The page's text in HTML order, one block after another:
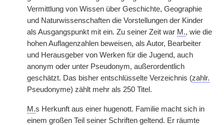
Vermittlung von Wissen über Geschichte, Geographie
und Naturwissenschaften die Vorstellungen der Kinder
als Ausgangspunkt mit ein. Zu seiner Zeit war M., wie die
hohen Auflagenzahlen beweisen, als Autor, Bearbeiter
und Herausgeber von Werken für die Jugend, auch
anonym oder unter Pseudonym, außerordentlich
geschätzt. Das bisher entschlüsselte Verzeichnis (zahlr.
Pseudonyme) zählt mehr als 250 Titel.
M.s Herkunft aus einer hugenott. Familie macht sich in
einem großen Teil seiner Schriften geltend. Er räumte